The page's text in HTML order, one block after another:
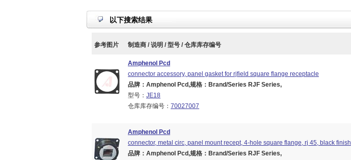
以下搜索结果
参考图片 制造商 / 说明 / 型号 / 仓库库存编号
Amphenol Pcd
connector accessory, panel gasket for rjfield square flange receptacle
品牌：Amphenol Pcd,规格：Brand/Series RJF Series,
型号： JE18
仓库库存编号： 70027007
Amphenol Pcd
connector, metal circ, panel mount recept, 4-hole square flange, rj 45, black finish
品牌：Amphenol Pcd,规格：Brand/Series RJF Series,